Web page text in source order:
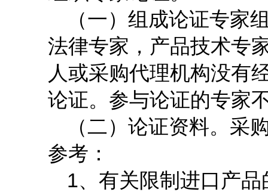
（一）组成论证专家
法律专家，产品技术专
人或采购代理机构没有
论证。参与论证的专家
（二）论证资料。采
参考：
1、有关限制进口产